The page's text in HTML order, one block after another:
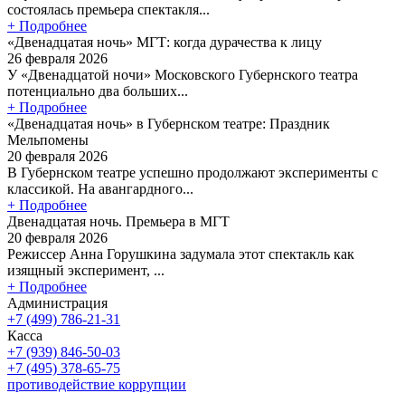
состоялась премьера спектакля...
+ Подробнее
«Двенадцатая ночь» МГТ: когда дурачества к лицу
26 февраля 2026
У «Двенадцатой ночи» Московского Губернского театра
потенциально два больших...
+ Подробнее
«Двенадцатая ночь» в Губернском театре: Праздник
Мельпомены
20 февраля 2026
В Губернском театре успешно продолжают эксперименты с
классикой. На авангардного...
+ Подробнее
Двенадцатая ночь. Премьера в МГТ
20 февраля 2026
Режиссер Анна Горушкина задумала этот спектакль как
изящный эксперимент, ...
+ Подробнее
Администрация
+7 (499) 786-21-31
Касса
+7 (939) 846-50-03
+7 (495) 378-65-75
противодействие коррупции